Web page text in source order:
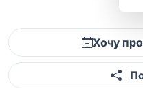
Хочу